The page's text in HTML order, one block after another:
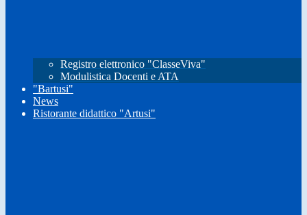
Registro elettronico "ClasseViva"
Modulistica Docenti e ATA
"Bartusi"
News
Ristorante didattico "Artusi"